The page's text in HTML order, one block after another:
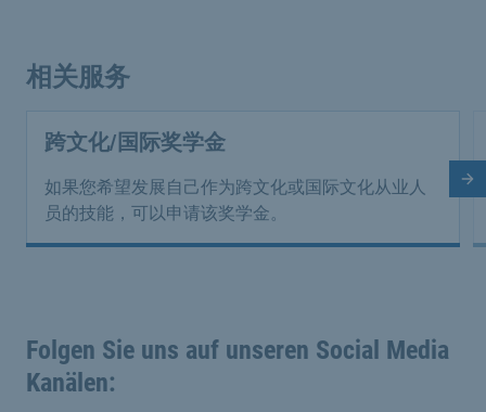
相关服务
跨文化/国际奖学金
如果您希望发展自己作为跨文化或国际文化从业人
员的技能，可以申请该奖学金。
Folgen Sie uns auf unseren Social Media
Kanälen: